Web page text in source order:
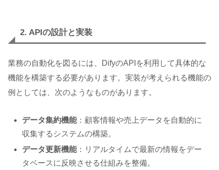
2. APIの設計と実装
業務の自動化を図るには、DifyのAPIを利用して具体的な
機能を構築する必要があります。実装が考えられる機能の
例としては、次のようなものがあります。
データ集約機能：顧客情報や売上データを自動的に
収集するシステムの構築。
データ更新機能：リアルタイムで最新の情報をデー
タベースに反映させる仕組みを整備。